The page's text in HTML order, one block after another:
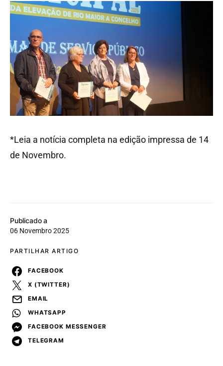
Publicado a
06 Novembro 2025
PARTILHAR ARTIGO
FACEBOOK
X (TWITTER)
EMAIL
WHATSAPP
FACEBOOK MESSENGER
TELEGRAM
*Leia a notícia completa na edição impressa de 14
de Novembro.